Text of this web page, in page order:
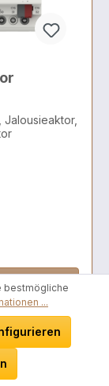
Jalousieaktor,
bestmögliche
...